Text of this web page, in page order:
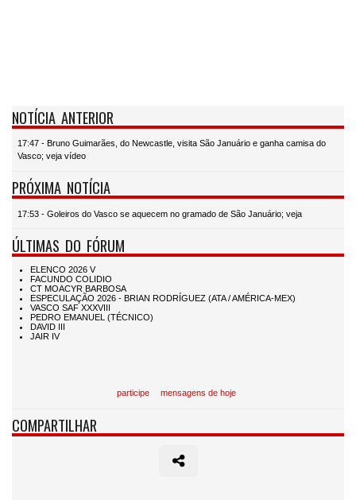
NOTÍCIA ANTERIOR
17:47 - Bruno Guimarães, do Newcastle, visita São Januário e ganha camisa do
Vasco; veja vídeo
PRÓXIMA NOTÍCIA
17:53 - Goleiros do Vasco se aquecem no gramado de São Januário; veja
ÚLTIMAS DO FÓRUM
participe mensagens de hoje
COMPARTILHAR